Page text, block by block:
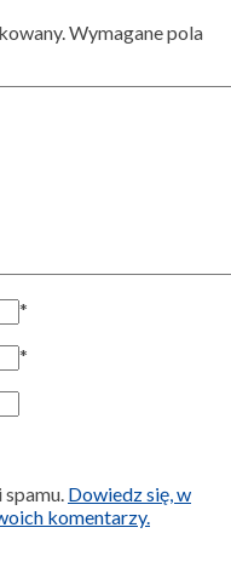
Wymagane pola
*
*
Dowiedz się, w
komentarzy.